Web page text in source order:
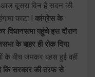
आज दूसरा दिन है सदन की
काटा | कांग्रेस के
विधानसभा पहुंचे इस दौरान
के बाहर ही रोक दिया
के बीच जमकर बहस हुई वहीं
कि सरकार की तरफ से